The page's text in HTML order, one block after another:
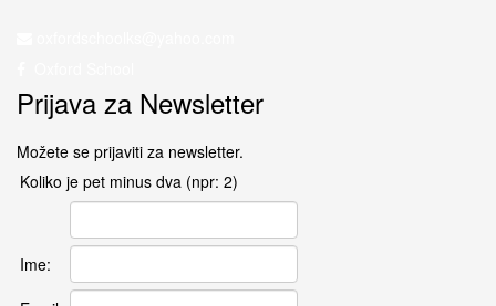
Prijava za Newsletter
Možete se prijaviti za newsletter.
Koliko je pet minus dva (npr: 2)
Ime: